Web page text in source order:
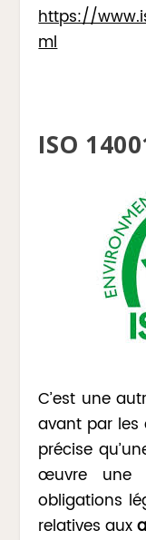
https://
ml
ISO
C’est une
avant par les
précise
œuvre une
obligations
relatives aux